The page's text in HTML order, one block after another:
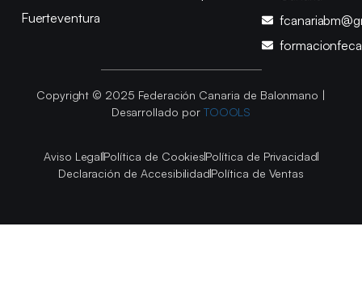
Fuerteventura
Copyright © 2025 Federación Canaria de Balonmano |
Desarrollado por TOOOLS
Aviso LegalPolítica de CookiesPolítica de Privacidad
Declaración de AccesibilidadPolítica de Ventas